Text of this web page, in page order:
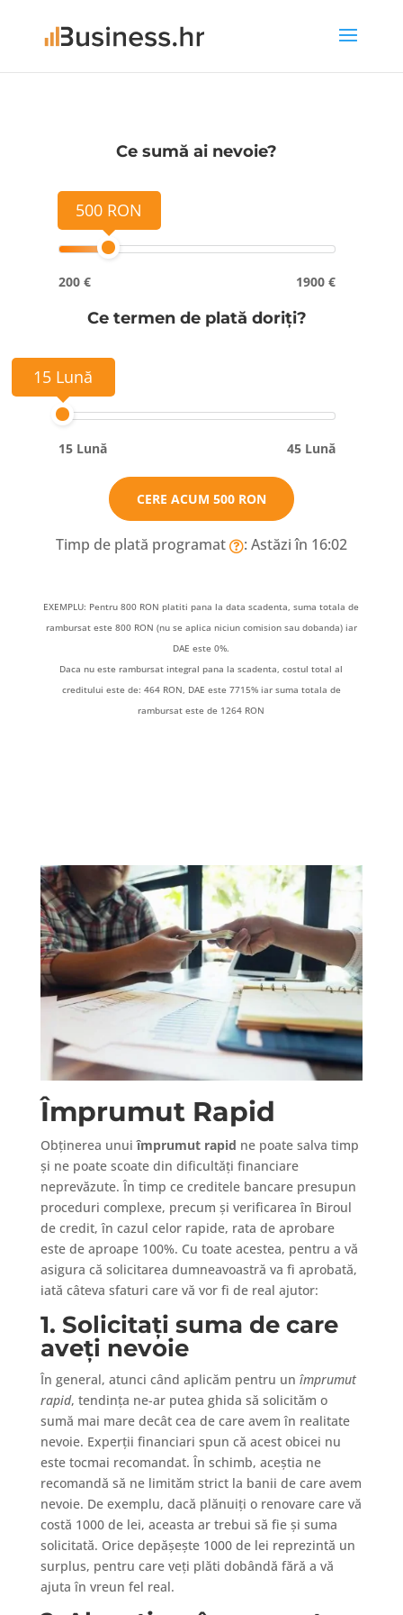
Ce sumă ai nevoie?
500 RON
200 € 1900 €
Ce termen de plată doriți?
15 Lună
15 Lună 45 Lună
CERE ACUM 500 RON
Timp de plată programat : Astăzi în 16:02
EXEMPLU: Pentru 800 RON platiti pana la data scadenta, suma totala de
rambursat este 800 RON (nu se aplica niciun comision sau dobanda) iar
DAE este 0%.
Daca nu este rambursat integral pana la scadenta, costul total al
creditului este de: 464 RON, DAE este 7715% iar suma totala de
rambursat este de 1264 RON
Împrumut Rapid
Obținerea unuiîmprumut rapid ne poate salva timp
și ne poate scoate din dificultăți financiare
neprevăzute. În timp ce creditele bancare presupun
proceduri complexe, precum și verificarea în Biroul
de credit, în cazul celor rapide, rata de aprobare
este de aproape 100%. Cu toate acestea, pentru a vă
asigura că solicitarea dumneavoastră va fi aprobată,
iată câteva sfaturi care vă vor fi de real ajutor:
1. Solicitați suma de care
aveți nevoie
În general, atunci când aplicăm pentru un împrumut
rapid, tendința ne-ar putea ghida să solicităm o
sumă mai mare decât cea de care avem în realitate
nevoie. Experții financiari spun că acest obicei nu
este tocmai recomandat. În schimb, aceștia ne
recomandă să ne limităm strict la banii de care avem
nevoie. De exemplu, dacă plănuiți o renovare care vă
costă 1000 de lei, aceasta ar trebui să fie și suma
solicitată. Orice depășește 1000 de lei reprezintă un
surplus, pentru care veți plăti dobândă fără a vă
ajuta în vreun fel real.